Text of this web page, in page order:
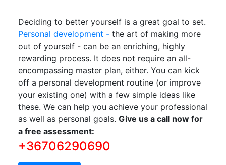
Deciding to better yourself is a great goal to set.
Personal development - the art of making more
out of yourself - can be an enriching, highly
rewarding process. It does not require an all-
encompassing master plan, either. You can kick
off a personal development routine (or improve
your existing one) with a few simple ideas like
these. We can help you achieve your professional
as well as personal goals. Give us a call now for
a free assessment:
+36706290690